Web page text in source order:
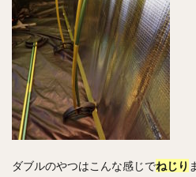
ダブルのやつはこんな感じでねじり